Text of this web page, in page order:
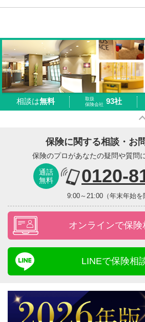
相談は無料
取扱
保険会社 93社
保険に関する相談・お
保険のプロがあなたの疑問や質問
通話
無料
0120-
9:00～21:00（年末年始を
オンラインで保険
LINEで保険相